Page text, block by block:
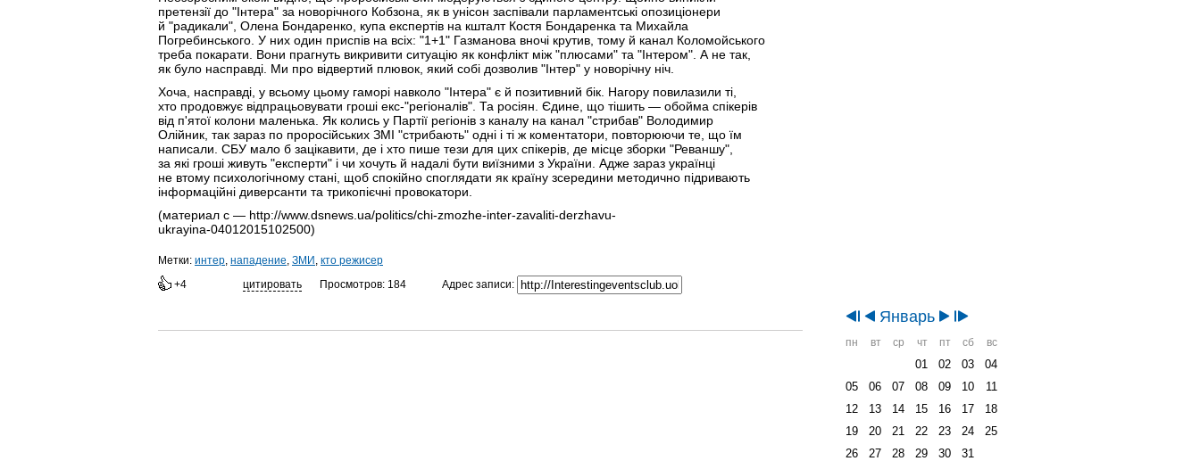
претензії до "Інтера" за новорічного Кобзона, як в унісон заспівали парламентські опозиціонери
й "радикали", Олена Бондаренко, купа експертів на кшталт Костя Бондаренка та Михайла
Погребинського. У них один приспів на всіх: "1+1" Газманова вночі крутив, тому й канал Коломойського
треба покарати. Вони прагнуть викривити ситуацію як конфлікт між "плюсами" та "Інтером". А не так,
як було насправді. Ми про відвертий плювок, який собі дозволив "Інтер" у новорічну ніч.
Хоча, насправді, у всьому цьому гаморі навколо "Інтера" є й позитивний бік. Нагору повилазили ті,
хто продовжує відпрацьовувати гроші екс-"регіоналів". Та росіян. Єдине, що тішить — обойма спікерів
від п'ятої колони маленька. Як колись у Партії регіонів з каналу на канал "стрибав" Володимир
Олійник, так зараз по проросійських ЗМІ "стрибають" одні і ті ж коментатори, повторюючи те, що їм
написали. СБУ мало б зацікавити, де і хто пише тези для цих спікерів, де місце зборки "Реваншу",
за які гроші живуть "експерти" і чи хочуть й надалі бути виїзними з України. Адже зараз українці
не втому психологічному стані, щоб спокійно споглядати як країну зсередини методично підривають
інформаційні диверсанти та трикопієчні провокатори.
(материал с — http://www.dsnews.ua/politics/chi-zmozhe-inter-zavaliti-derzhavu-
ukrayina-04012015102500)
Метки: интер, нападение, ЗМИ , кто режисер
+4
цитировать Просмотров: 184 Адрес записи:
Январь
пн вт ср чт пт сб вс
01 02 03
04
05
06 07 08 09 10
11
12
13 14 15 16 17
18
19
20 21 22 23 24
25
26
27 28 29 30 31